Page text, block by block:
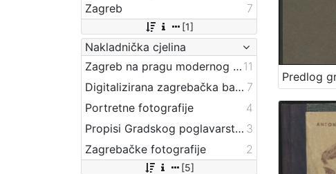
Zagreb
7
[1]
Nakladnička cjelina
Zagreb na pragu modernog doba 11
Digitalizirana zagrebačka baština 7
Portretne fotografije
4
Propisi Gradskog poglavarstva 3
Zagrebačke fotografije
2
[5]